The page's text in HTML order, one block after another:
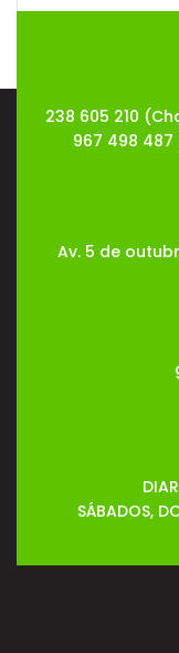
238 605 210
967 498
Av. 5 de
SÁBADOS,